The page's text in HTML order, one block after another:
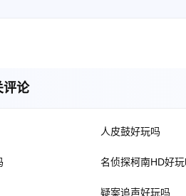
评论
人皮鼓好玩吗
名侦探柯南HD好
疑案追声好玩吗